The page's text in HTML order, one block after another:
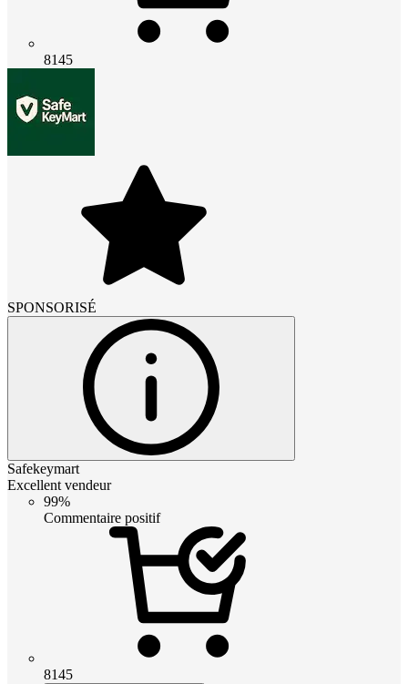
8145
SPONSORISÉ
Safekeymart
Excellent vendeur
99%
Commentaire positif
8145